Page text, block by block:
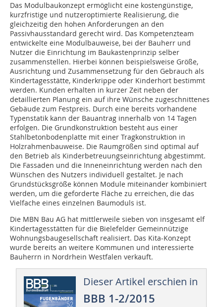
Das Modulbaukonzept ermöglicht eine kostengünstige,
kurzfristige und nutzeroptimierte Realisierung, die
gleichzeitig den hohen Anforderungen an den
Passivhausstandard gerecht wird. Das Kompetenzteam
entwickelte eine Modulbauweise, bei der Bauherr und
Nutzer die Einrichtung im Baukastenprinzip selber
zusammenstellen. Hierbei können beispielsweise Größe,
Ausrichtung und Zusammensetzung für den Gebrauch als
Kindertagesstätte, Kinderkrippe oder Kinderhort bestimmt
werden. Kunden erhalten in kurzer Zeit neben der
detaillierten Planung ein auf ihre Wünsche zugeschnittenes
Gebäude zum Festpreis. Durch eine bereits vorhandene
Typenstatik kann der Bauantrag innerhalb von 14 Tagen
erfolgen. Die Grundkon­struktion besteht aus einer
Stahlbetonbodenplatte mit einer Tragkonstruktion in
Holzrahmenbauweise. Die Raumgrößen sind optimal auf
den Betrieb als Kinderbetreuungseinrichtung abgestimmt.
Die Fassaden und die Inneneinrichtung werden nach den
Wünschen des Nutzers individuell gestaltet. Je nach
Grundstücksgröße können Module miteinander kombiniert
werden, um die ge­­forderte Fläche zu erreichen, die das
Vielfache eines einzelnen Baumoduls ist.
Die MBN Bau AG hat mittlerweile sieben von insgesamt elf
Kindertagesstätten für die Bielefelder Gemeinnützige
Wohnungsbaugesellschaft realisiert. Das Kita-Konzept
wurde bereits an weitere Kommunen und interessierte
Bauherrn in Nordrhein Westfalen verkauft.
Dieser Artikel erschien in
BBB 1-2/2015